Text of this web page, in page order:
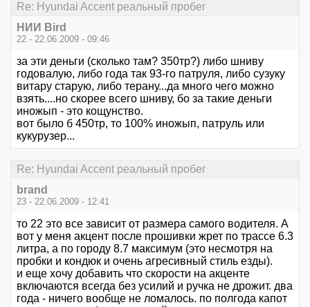
Re: Hyundai Accent реальный пробег
НИИ Bird
22 - 22.06.2009 - 09:46
за эти деньги (сколько там? 350тр?) либо шниву
годовалую, либо года так 93-го патруля, либо сузуку
витару старую, либо терану...да много чего можно
взять....но скорее всего шниву, бо за такие деньги
иножып - это кощунство.
вот было б 450тр, то 100% иножып, патруль или
кукурузер...
Re: Hyundai Accent реальный пробег
brand
23 - 22.06.2009 - 12:41
то 22 это все зависит от размера самого водителя. А
вот у меня акцент после прошивки жрет по трассе 6.3
литра, а по городу 8.7 максимум (это несмотря на
пробки и кондюк и очень агресивный стиль езды).
и еще хочу добавить что скорости на акценте
включаются всегда без усилий и ручка не дрожит. два
года - ничего вообще не ломалось. по полгода капот